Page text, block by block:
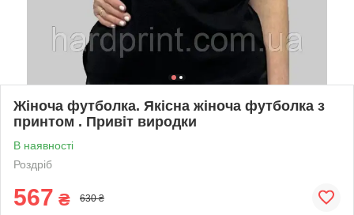
Жіноча футболка. Якісна жіноча футболка з
принтом . Привіт виродки
В наявності
Роздріб
567 ₴ 630 ₴